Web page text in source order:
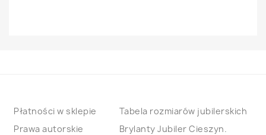
Płatności w sklepie
Prawa autorskie
Tabela rozmiarów jubilerskich
Brylanty Jubiler Cieszyn.